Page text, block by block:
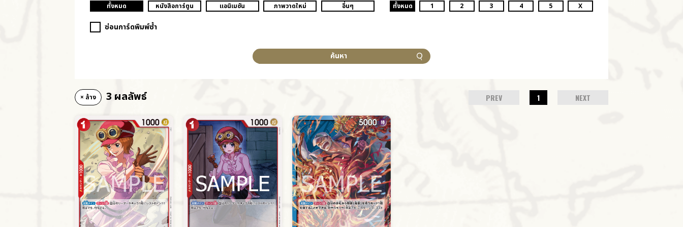
ทั้งหมด หนังสือการ์ตูน แอนิเมชัน ภาพวาดใหม่ อื่นๆ ทั้งหมด 1 2 3 4 5 X
ซ่อนการ์ดพิมพ์ซ้ำ
ค้นหา
× ล้าง 3 ผลลัพธ์ PREV 1 NEXT